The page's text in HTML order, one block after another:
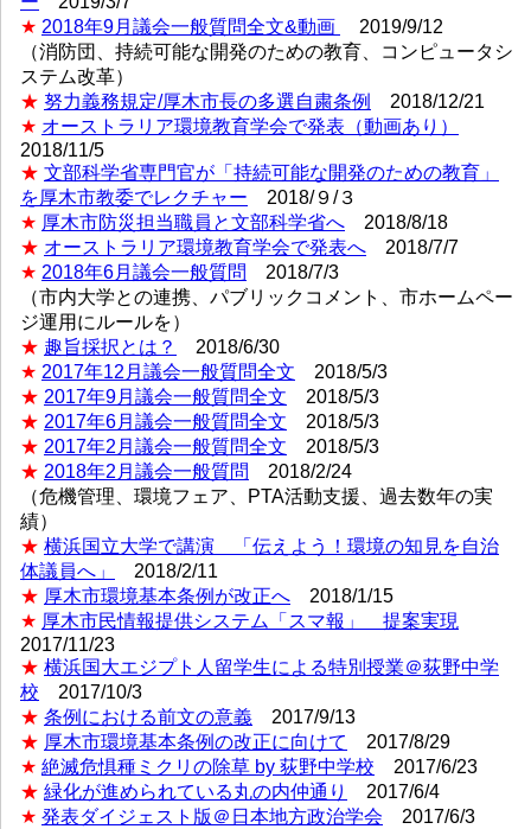
★ 2018年9月議会一般質問全文&動画
2019/9/12
（消防団、持続可能な開発のための教育、コンピュータシ
ステム改革）
★ 努力義務規定/厚木市長の多選自粛条例
2018/12/21
★ オーストラリア環境教育学会で発表（動画あり）
2018/11/5
★ 文部科学省専門官が「持続可能な開発のための教育」
を厚木市教委でレクチャー
2018/９/３
★ 厚木市防災担当職員と文部科学省へ
2018/8/18
★ オーストラリア環境教育学会で発表へ
2018/7/7
★ 2018年6月議会一般質問
2018/7/3
（市内大学との連携、パブリックコメント、市ホームペー
ジ運用にルールを）
★ 趣旨採択とは？
2018/6/30
★ 2017年12月議会一般質問全文
2018/5/3
★ 2017年9月議会一般質問全文
2018/5/3
★ 2017年6月議会一般質問全文
2018/5/3
★ 2017年2月議会一般質問全文
2018/5/3
★ 2018年2月議会一般質問
2018/2/24
（危機管理、環境フェア、PTA活動支援、過去数年の実
績）
★ 横浜国立大学で講演 「伝えよう！環境の知見を自治
体議員へ」
2018/2/11
★ 厚木市環境基本条例が改正へ
2018/1/15
★ 厚木市民情報提供システム「スマ報」 提案実現
2017/11/23
★ 横浜国大エジプト人留学生による特別授業＠荻野中学
校
2017/10/3
★ 条例における前文の意義
2017/9/13
★ 厚木市環境基本条例の改正に向けて
2017/8/29
★ 絶滅危惧種ミクリの除草 by 荻野中学校
2017/6/23
★ 緑化が進められている丸の内仲通り
2017/6/4
★ 発表ダイジェスト版＠日本地方政治学会
2017/6/3